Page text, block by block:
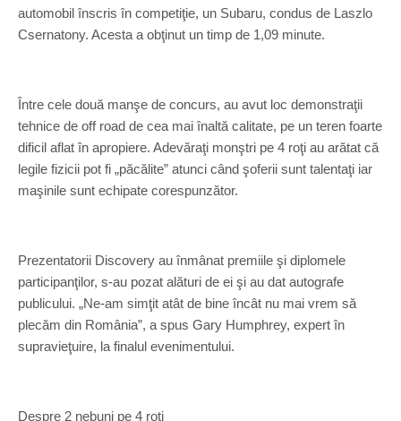
automobil înscris în competiţie, un Subaru, condus de Laszlo
Csernatony. Acesta a obţinut un timp de 1,09 minute.
Între cele două manşe de concurs, au avut loc demonstraţii
tehnice de off road de cea mai înaltă calitate, pe un teren foarte
dificil aflat în apropiere. Adevăraţi monştri pe 4 roţi au arătat că
legile fizicii pot fi „păcălite” atunci când şoferii sunt talentaţi iar
maşinile sunt echipate corespunzător.
Prezentatorii Discovery au înmânat premiile şi diplomele
participanţilor, s-au pozat alături de ei şi au dat autografe
publicului. „Ne-am simţit atât de bine încât nu mai vrem să
plecăm din România”, a spus Gary Humphrey, expert în
supravieţuire, la finalul evenimentului.
Despre 2 nebuni pe 4 roţi